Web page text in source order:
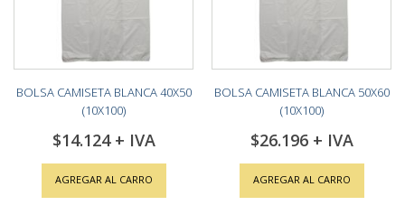
BOLSA CAMISETA BLANCA 40X50
(10X100)
$14.124
AGREGAR AL CARRO
BOLSA CAMISETA BLANCA 50X60
(10X100)
$26.196
AGREGAR AL CARRO